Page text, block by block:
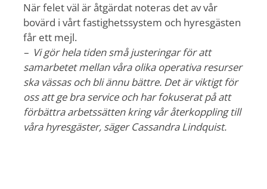
När felet väl är åtgärdat noteras det av vår
bovärd i vårt fastighetssystem och hyresgästen
får ett mejl.
– Vi gör hela tiden små justeringar för att
samarbetet mellan våra olika operativa resurser
ska vässas och bli ännu bättre. Det är viktigt för
oss att ge bra service och har fokuserat på att
förbättra arbetssätten kring vår återkoppling till
våra hyresgäster, säger Cassandra Lindquist.